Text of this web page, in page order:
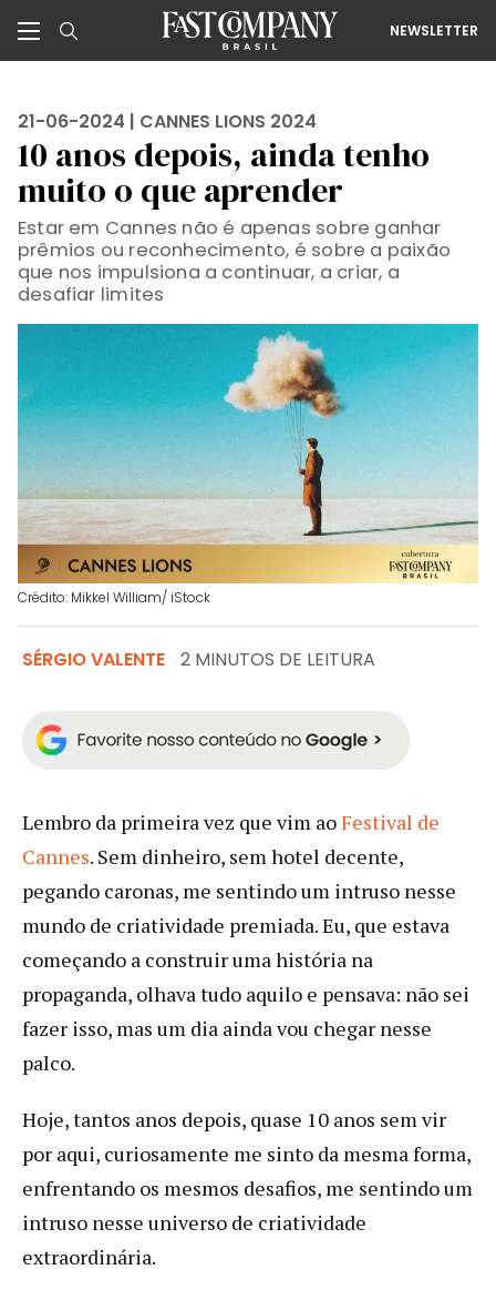
NEWSLETTER
21-06-2024 | CANNES LIONS 2024
10 anos depois, ainda tenho
muito o que aprender
Estar em Cannes não é apenas sobre ganhar
prêmios ou reconhecimento, é sobre a paixão
que nos impulsiona a continuar, a criar, a
desafiar limites
Crédito: Mikkel William/ iStock
SÉRGIO VALENTE 2 MINUTOS DE LEITURA
Lembro da primeira vez que vim aoFestival de
Cannes. Sem dinheiro, sem hotel decente,
pegando caronas, me sentindo um intruso nesse
mundo de criatividade premiada. Eu, que estava
começando a construir uma história na
propaganda, olhava tudo aquilo e pensava: não sei
fazer isso, mas um dia ainda vou chegar nesse
palco.
Hoje, tantos anos depois, quase 10 anos sem vir
por aqui, curiosamente me sinto da mesma forma,
enfrentando os mesmos desafios, me sentindo um
intruso nesse universo de criatividade
extraordinária.